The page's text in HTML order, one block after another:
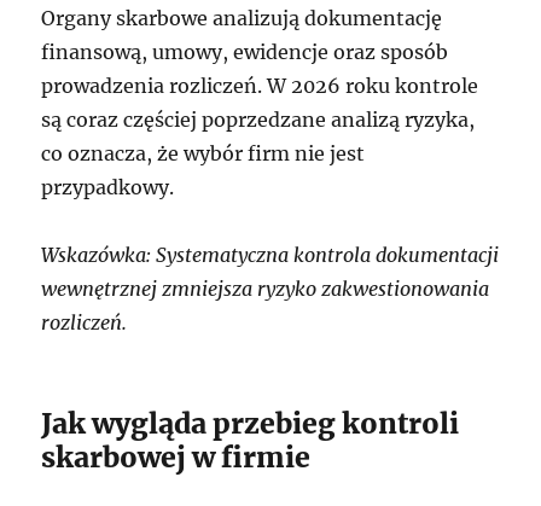
Organy skarbowe analizują dokumentację
finansową, umowy, ewidencje oraz sposób
prowadzenia rozliczeń. W 2026 roku kontrole
są coraz częściej poprzedzane analizą ryzyka,
co oznacza, że wybór firm nie jest
przypadkowy.
Wskazówka: Systematyczna kontrola dokumentacji
wewnętrznej zmniejsza ryzyko zakwestionowania
rozliczeń.
Jak wygląda przebieg kontroli
skarbowej w firmie